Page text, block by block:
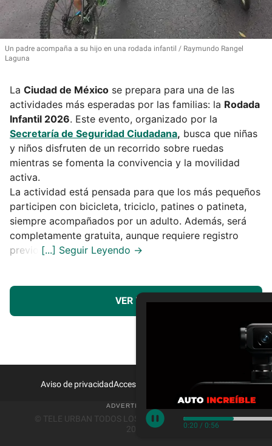
0:21 / 0:56
Un padre acompaña a su hijo en una rodada infantil
Raymundo Rangel
Laguna
La Ciudad de México se prepara para una de las
actividades más esperadas por las familias: la Rodada
Infantil 2026. Este evento, organizado por la
Secretaría de Seguridad Ciudadana, busca que niñas
y niños disfruten de un recorrido sobre ruedas
mientras se fomenta la convivencia y la movilidad
activa.
La actividad está pensada para que los más pequeños
participen con bicicleta, triciclo, patines o patineta,
siempre acompañados por un adulto. Además, será
completamente gratuita, aunque requiere registro
previo.
VER MÁS
Aviso de privacidadAcceso a Proveedores Contacto
© TELE URBAN TODOS LOS DERECHOS RESERVADOS
2026